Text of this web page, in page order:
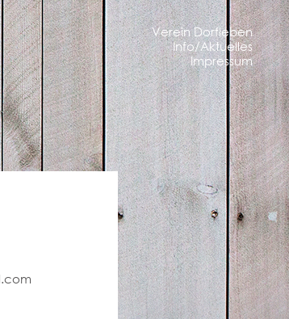
Verein Dorfleben
Info/Aktuelles
Impressum